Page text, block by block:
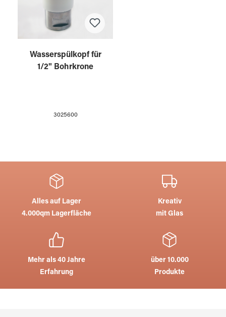
Wasserspülkopf für
1/2" Bohrkrone
3025600
Alles auf Lager
4.000qm Lagerfläche
Kreativ
mit Glas
Mehr als 40 Jahre
Erfahrung
über 10.000
Produkte